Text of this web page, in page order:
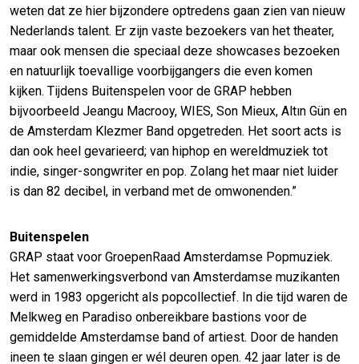
weten dat ze hier bijzondere optredens gaan zien van nieuw
Nederlands talent. Er zijn vaste bezoekers van het theater,
maar ook mensen die speciaal deze showcases bezoeken
en natuurlijk toevallige voorbijgangers die even komen
kijken. Tijdens Buitenspelen voor de GRAP hebben
bijvoorbeeld Jeangu Macrooy, WIES, Son Mieux, Altın Gün en
de Amsterdam Klezmer Band opgetreden. Het soort acts is
dan ook heel gevarieerd; van hiphop en wereldmuziek tot
indie, singer-songwriter en pop. Zolang het maar niet luider
is dan 82 decibel, in verband met de omwonenden.”
Buitenspelen
GRAP staat voor GroepenRaad Amsterdamse Popmuziek.
Het samenwerkingsverbond van Amsterdamse muzikanten
werd in 1983 opgericht als popcollectief. In die tijd waren de
Melkweg en Paradiso onbereikbare bastions voor de
gemiddelde Amsterdamse band of artiest. Door de handen
ineen te slaan gingen er wél deuren open. 42 jaar later is de